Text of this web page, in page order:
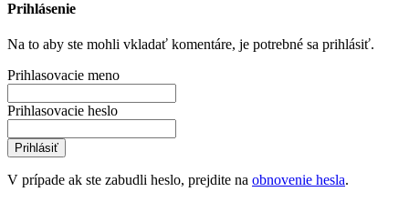
Prihlásenie
Na to aby ste mohli vkladať komentáre, je potrebné sa prihlásiť.
Prihlasovacie meno
Prihlasovacie heslo
Prihlásiť
V prípade ak ste zabudli heslo, prejdite na obnovenie hesla.